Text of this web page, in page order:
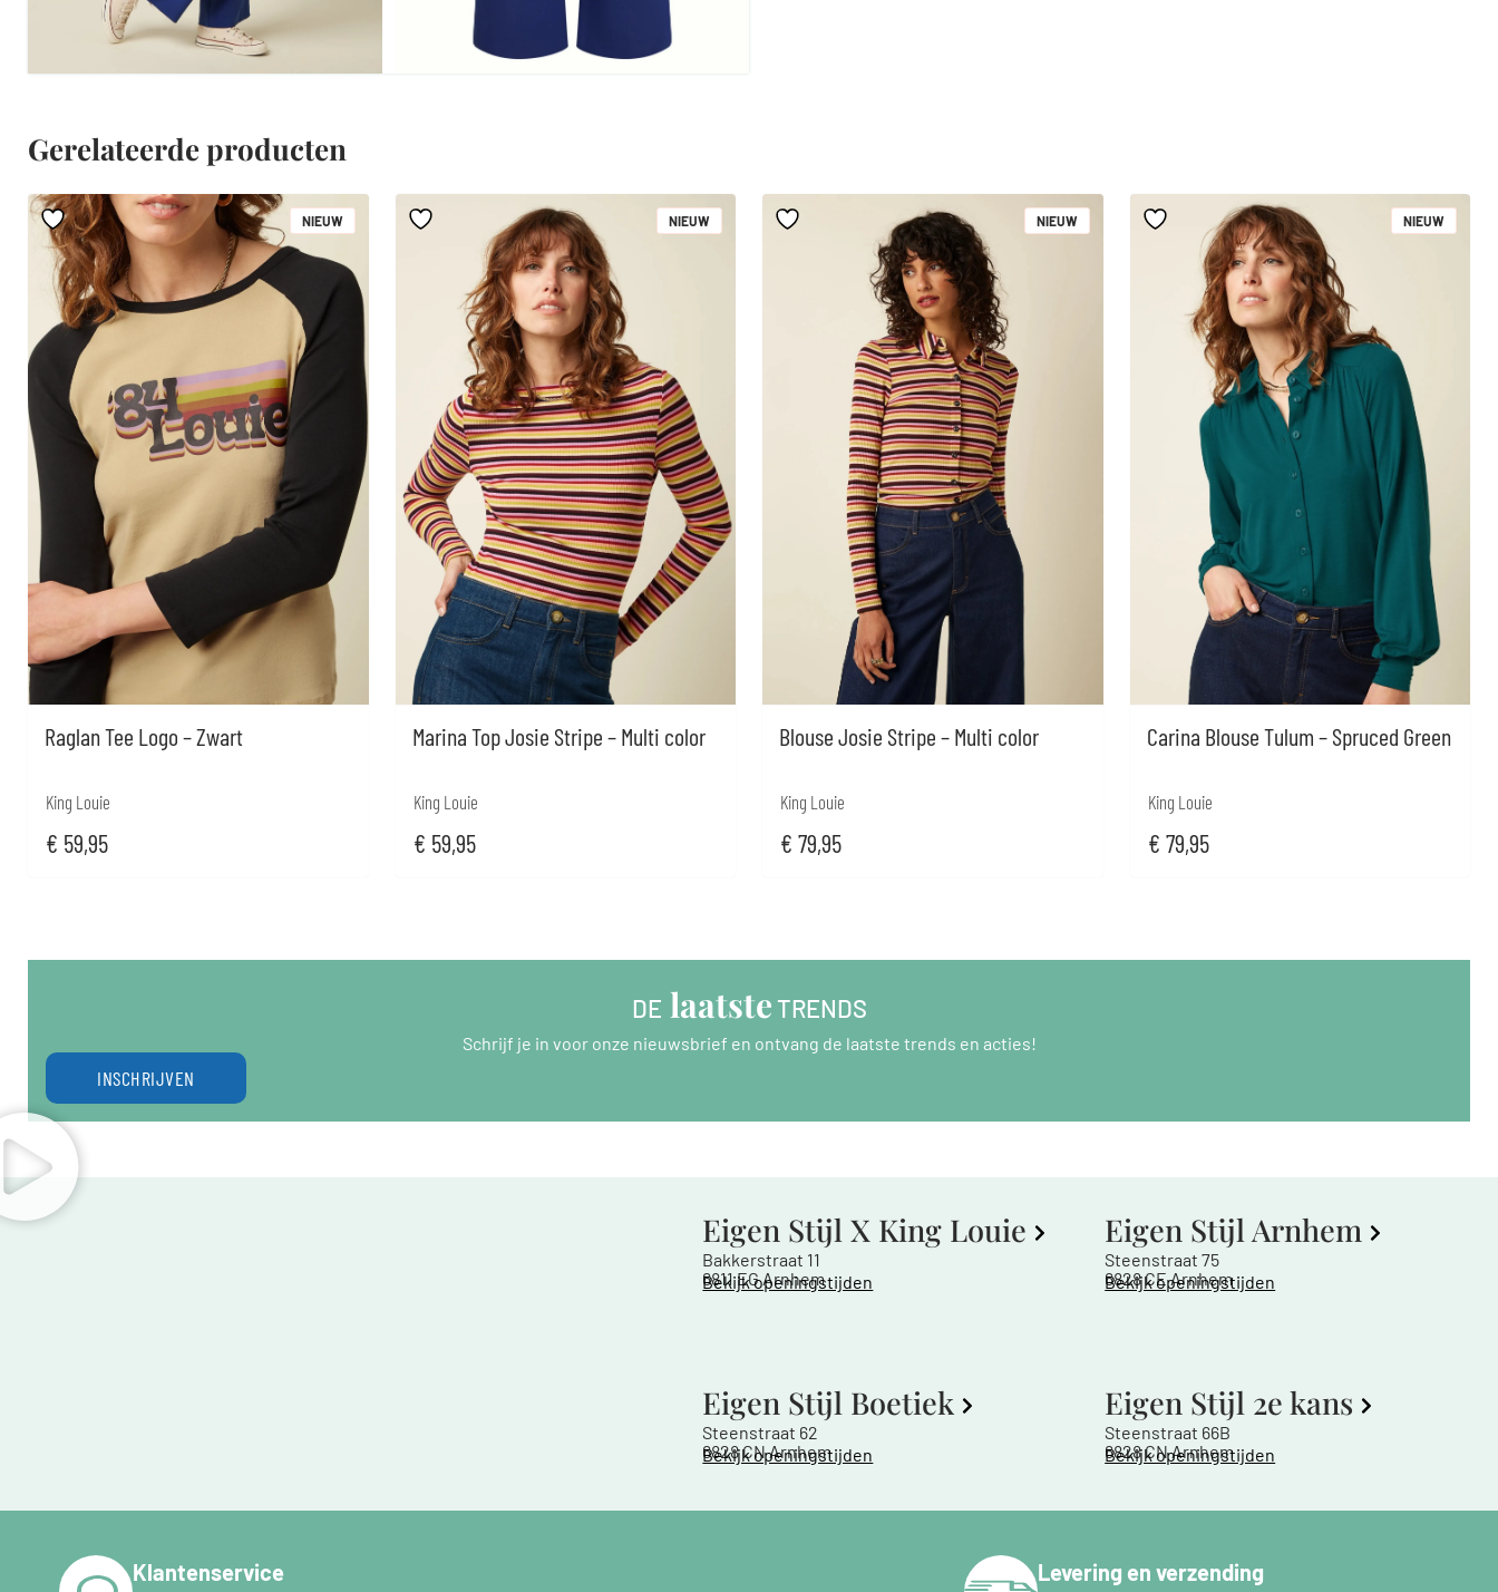
Gerelateerde producten
Raglan Tee Logo – Zwart
King Louie
€ 59,95
NIEUW
Marina Top Josie Stripe – Multi color
King Louie
€ 59,95
NIEUW
Blouse Josie Stripe – Multi color
King Louie
€ 79,95
NIEUW
Carina Blouse Tulum – Spruced Green
King Louie
€ 79,95
NIEUW
DE laatste TRENDS
Schrijf je in voor onze nieuwsbrief en ontvang de laatste trends en acties!
INSCHRIJVEN
Eigen Stijl X King Louie
Bakkerstraat 11
6811 EG Arnhem
Bekijk openingstijden
Eigen Stijl Arnhem
Steenstraat 75
6828 CE Arnhem
Bekijk openingstijden
Eigen Stijl Boetiek
Steenstraat 62
6828 CN Arnhem
Bekijk openingstijden
Eigen Stijl 2e kans
Steenstraat 66B
6828 CN Arnhem
Bekijk openingstijden
Klantenservice Levering en verzending